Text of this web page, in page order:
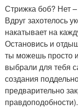
Стрижка боб? Нет
Вдруг захотелось
накатывает на
Остановись и
ты можешь просто
выбрали для тебя
создания
предварительно
правдоподобности).